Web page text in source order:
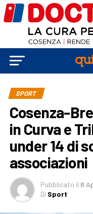
SPORT
Cosenza-
in Curva e
under 14 di
associazioni
Pubblicato il 8
Di Sport